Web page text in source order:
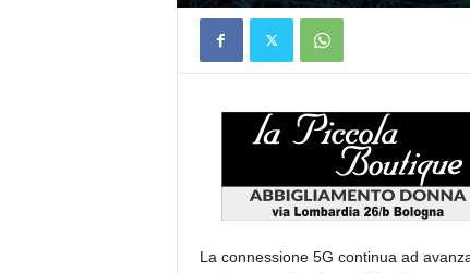
La connessione 5G continua ad